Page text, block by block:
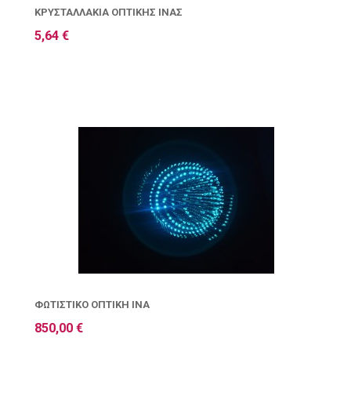
ΚΡΥΣΤΑΛΛΆΚΙΑ ΟΠΤΙΚΉΣ ΊΝΑΣ
5,64 €
ΦΩΤΙΣΤΙΚΌ ΟΠΤΙΚΉ ΊΝΑ
850,00 €